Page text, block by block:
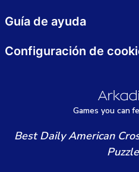
Games you canf
Guía de ayuda
Configuración de
Best Daily American